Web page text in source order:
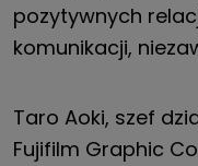
pozytywnych
komunikacji,
Taro Aoki, szef
Fujifilm Graphic